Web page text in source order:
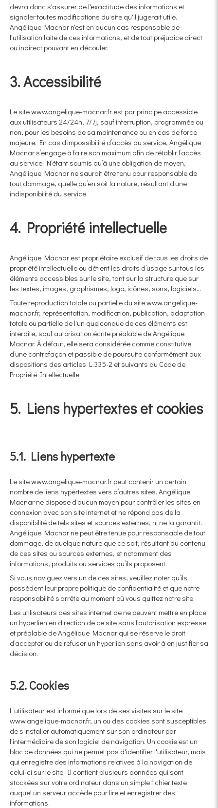
devra donc s'assurer de l'exactitude des informations et
signaler toutes modifications du site qu'il jugerait utile.
Angélique Macnar n'est en aucun cas responsable de
l'utilisation faite de ces informations, et de tout préjudice direct
ou indirect pouvant en découler.
3. Accessibilité
Le site www.angelique-macnar.fr est par principe accessible
aux utilisateurs 24/24h, 7/7j, sauf interruption, programmée ou
non, pour les besoins de sa maintenance ou en cas de force
majeure. En cas d’impossibilité d’accès au service, Angélique
Macnar s’engage à faire son maximum afin de rétablir l’accès
au service. N’étant soumis qu’à une obligation de moyen,
Angélique Macnar ne saurait être tenu pour responsable de
tout dommage, quelle qu’en soit la nature, résultant d’une
indisponibilité du service.
4. Propriété intellectuelle
Angélique Macnar est propriétaire exclusif de tous les droits de
propriété intellectuelle ou détient les droits d’usage sur tous les
éléments accessibles sur le site, tant sur la structure que sur
les textes, images, graphismes, logo, icônes, sons, logiciels…
Toute reproduction totale ou partielle du site www.angelique-
macnar.fr, représentation, modification, publication, adaptation
totale ou partielle de l'un quelconque de ces éléments est
interdite, sauf autorisation écrite préalable de Angélique
Macnar. À défaut, elle sera considérée comme constitutive
d’une contrefaçon et passible de poursuite conformément aux
dispositions des articles L.335-2 et suivants du Code de
Propriété Intellectuelle.
5. Liens hypertextes et cookies
5.1. Liens hypertexte
Le site www.angelique-macnar.fr peut contenir un certain
nombre de liens hypertextes vers d’autres sites. Angélique
Macnar ne dispose d'aucun moyen pour contrôler les sites en
connexion avec son site internet et ne répond pas de la
disponibilité de tels sites et sources externes, ni ne la garantit.
Angélique Macnar ne peut être tenue pour responsable de tout
dommage, de quelque nature que ce soit, résultant du contenu
de ces sites ou sources externes, et notamment des
informations, produits ou services qu’ils proposent.
Si vous naviguez vers un de ces sites, veuillez noter qu’ils
possèdent leur propre politique de confidentialité et que notre
responsabilité s’arrête au moment où vous quittez notre site.
Les utilisateurs des sites internet de ne peuvent mettre en place
un hyperlien en direction de ce site sans l'autorisation expresse
et préalable de Angélique Macnar qui se réserve le droit
d’accepter ou de refuser un hyperlien sans avoir à en justifier sa
décision.
5.2. Cookies
L’utilisateur est informé que lors de ses visites sur le site
www.angelique-macnar.fr, un ou des cookies sont susceptibles
de s’installer automatiquement sur son ordinateur par
l'intermédiaire de son logiciel de navigation. Un cookie est un
bloc de données qui ne permet pas d'identifier l'utilisateur, mais
qui enregistre des informations relatives à la navigation de
celui-ci sur le site. Il contient plusieurs données qui sont
stockées sur votre ordinateur dans un simple fichier texte
auquel un serveur accède pour lire et enregistrer des
informations.